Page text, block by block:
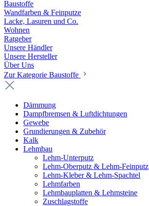
Baustoffe
Wandfarben & Feinputze
Lacke, Lasuren und Co.
Wohnen
Ratgeber
Unsere Händler
Unsere Hersteller
Über Uns
Zur Kategorie Baustoffe
Dämmung
Dampfbremsen & Luftdichtungen
Gewebe
Grundierungen & Zubehör
Kalk
Lehmbau
Lehm-Unterputz
Lehm-Oberputz & Lehm-Feinputz
Lehm-Kleber & Lehm-Spachtel
Lehmfarben
Lehmbauplatten & Lehmsteine
Zuschlagstoffe